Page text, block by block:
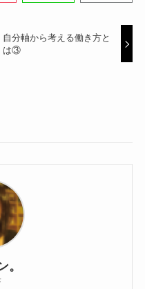
自分軸から考える働き方と
は③
。